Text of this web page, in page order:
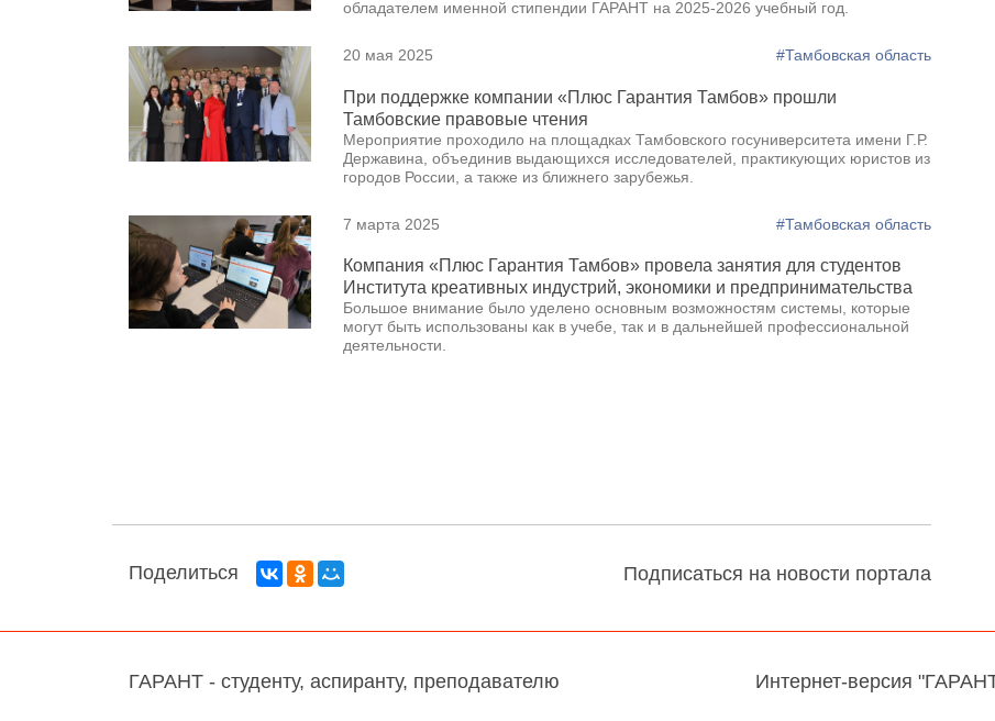
обладателем именной стипендии ГАРАНТ на 2025-2026 учебный год.
20 мая 2025 #Тамбовская область
При поддержке компании «Плюс Гарантия Тамбов» прошли
Тамбовские правовые чтения
Мероприятие проходило на площадках Тамбовского госуниверситета имени Г.Р.
Державина, объединив выдающихся исследователей, практикующих юристов из
городов России, а также из ближнего зарубежья.
7 марта 2025 #Тамбовская область
Компания «Плюс Гарантия Тамбов» провела занятия для студентов
Института креативных индустрий, экономики и предпринимательства
Большое внимание было уделено основным возможностям системы, которые
могут быть использованы как в учебе, так и в дальнейшей профессиональной
деятельности.
Поделиться Подписаться на новости портала
ГАРАНТ - студенту, аспиранту, преподавателю Интернет-версия